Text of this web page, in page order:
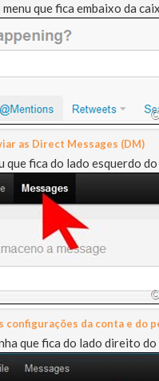
que fica embaixo da
as Direct Messages (DM)
que fica do lado esquerdo
configurações da conta e do
que fica do lado direito